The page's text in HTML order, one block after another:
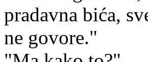
pradavna bića,
ne govore."